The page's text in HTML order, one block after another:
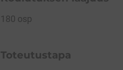
180 osp
Toteutustapa